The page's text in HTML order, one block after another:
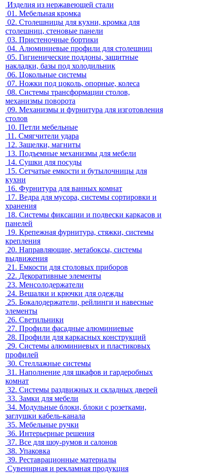
Изделия из нержавеющей стали
01. Мебельная кромка
02. Столешницы для кухни, кромка для
столешниц, стеновые панели
03. Пристеночные бортики
04. Алюминиевые профили для столешниц
05. Гигиенические поддоны, защитные
накладки, базы под холодильник
06. Цокольные системы
07. Ножки под цоколь, опорные, колеса
08. Системы трансформации столов,
механизмы поворота
09. Механизмы и фурнитура для изготовления
столов
10. Петли мебельные
11. Смягчители удара
12. Защелки, магниты
13. Подъемные механизмы для мебели
14. Сушки для посуды
15. Сетчатые емкости и бутылочницы для
кухни
16. Фурнитура для ванных комнат
17. Ведра для мусора, системы сортировки и
хранения
18. Системы фиксации и подвески каркасов и
панелей
19. Крепежная фурнитура, стяжки, системы
крепления
20. Направляющие, метабоксы, системы
выдвижения
21. Емкости для столовых приборов
22. Декоративные элементы
23. Менсолодержатели
24. Вешалки и крючки для одежды
25. Бокалодержатели, рейлинги и навесные
элементы
26. Светильники
27. Профили фасадные алюминиевые
28. Профили для каркасных конструкций
29. Системы алюминиевых и пластиковых
профилей
30. Стеллажные системы
31. Наполнение для шкафов и гардеробных
комнат
32. Системы раздвижных и складных дверей
33. Замки для мебели
34. Модульные блоки, блоки с розетками,
заглушки кабель-канала
35. Мебельные ручки
36. Интерьерные решения
37. Все для шоу-румов и салонов
38. Упаковка
39. Реставрационные материалы
Сувенирная и рекламная продукция